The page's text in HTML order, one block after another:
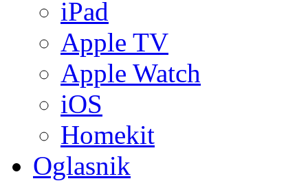
iPad
Apple TV
Apple Watch
iOS
Homekit
Oglasnik